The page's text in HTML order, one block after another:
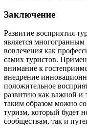
Заключение
Развитие восприятия
является
вовлечения как
самих туристов.
внимание к
внедрение
положительное
развитию как важной и
таким образом можно
туризм, который будет
сообществам, так и